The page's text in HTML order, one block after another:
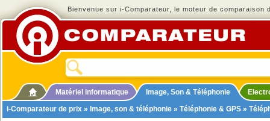
Bienvenue sur i-Comparateur, le moteur de comparaison
Matériel informatique Image, Son & Téléphonie
i-Comparateur de prix » Image, son & téléphonie » Téléphonie & GPS »